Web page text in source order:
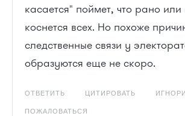
касается" поймет, что рано или
коснется всех. Но похоже
следственные связи у
образуются еще не скоро.
ОТВЕТИТЬ ЦИТИРОВАТЬ
ПОЖАЛОВАТЬСЯ